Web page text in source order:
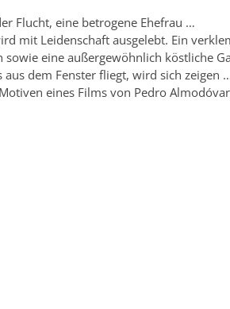
Flucht, eine betrogene Ehefrau …
mit Leidenschaft ausgelebt. Ein
eine außergewöhnlich köstliche
dem Fenster fliegt, wird sich zeigen
eines Films von Pedro